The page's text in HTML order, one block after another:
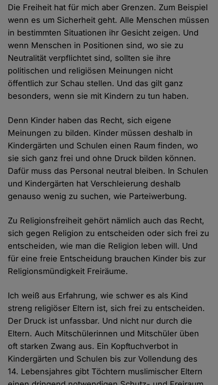
Die Freiheit hat für mich aber Grenzen. Zum Beispiel
wenn es um Sicherheit geht. Alle Menschen müssen
in bestimmten Situationen ihr Gesicht zeigen. Und
wenn Menschen in Positionen sind, wo sie zu
Neutralität verpflichtet sind, sollten sie ihre
politischen und religiösen Meinungen nicht
öffentlich zur Schau stellen. Und das gilt ganz
besonders, wenn sie mit Kindern zu tun haben.
Denn Kinder haben das Recht, sich eigene
Meinungen zu bilden. Kinder müssen deshalb in
Kindergärten und Schulen einen Raum finden, wo
sie sich ganz frei und ohne Druck bilden können.
Dafür muss das Personal neutral bleiben. In Schulen
und Kindergärten hat Verschleierung deshalb
genauso wenig zu suchen, wie Parteiwerbung.
Zu Religionsfreiheit gehört nämlich auch das Recht,
sich gegen Religion zu entscheiden oder sich frei zu
entscheiden, wie man die Religion leben will. Und
für eine freie Entscheidung brauchen Kinder bis zur
Religionsmündigkeit Freiräume.
Ich weiß aus Erfahrung, wie schwer es als Kind
streng religiöser Eltern ist, sich frei zu entscheiden.
Der Druck ist unfassbar. Und nicht nur durch die
Eltern. Auch Mitschülerinnen und Mitschüler üben
oft starken Zwang aus. Ein Kopftuchverbot in
Kindergärten und Schulen bis zur Vollendung des
14. Lebensjahres gibt Töchtern muslimischer Eltern